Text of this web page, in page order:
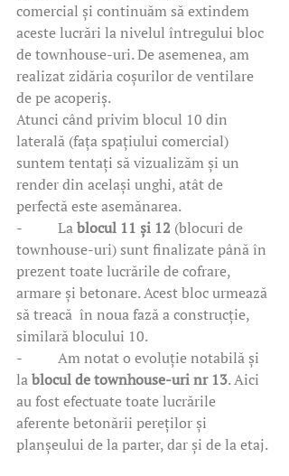
comercial și continuăm să extindem
aceste lucrări la nivelul întregului bloc
de townhouse-uri. De asemenea, am
realizat zidăria coșurilor de ventilare
de pe acoperiș.
Atunci când privim blocul 10 din
laterală (fața spațiului comercial)
suntem tentați să vizualizăm și un
render din același unghi, atât de
perfectă este asemănarea.
-          La blocul 11 și 12 (blocuri de
townhouse-uri) sunt finalizate până în
prezent toate lucrările de cofrare,
armare și betonare. Acest bloc urmează
să treacă  în noua fază a construcție,
similară blocului 10.
-          Am notat o evoluție notabilă și
la blocul de townhouse-uri nr 13. Aici
au fost efectuate toate lucrările
aferente betonării pereților și
planșeului de la parter, dar și de la etaj.